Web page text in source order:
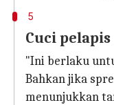
5
Cuci
"Ini berlaku
Bahkan jika
menunjukkan